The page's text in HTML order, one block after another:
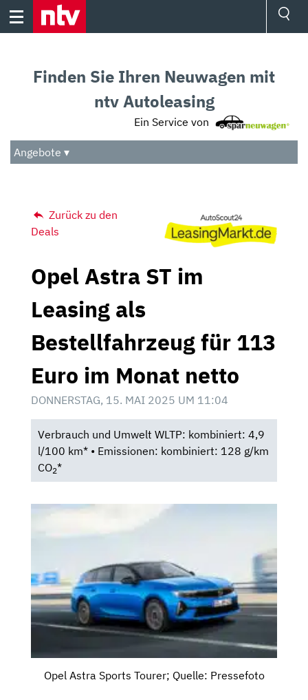
Skip
Audio
Das Beste
Finden Sie Ihren Neuwagen mit
ntv Autoleasing
Ein Service von
Angebote ▾
Zurück zu den
Deals
Opel Astra ST im
Leasing als
Bestellfahrzeug für 113
Euro im Monat netto
DONNERSTAG, 15. MAI 2025 UM 11:04
Verbrauch und Umwelt WLTP: kombiniert: 4,9
l/100 km* • Emissionen: kombiniert: 128 g/km
CO2*
Opel Astra Sports Tourer; Quelle: Pressefoto